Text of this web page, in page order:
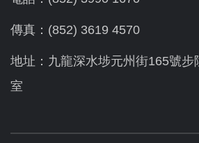
傳真：(852) 3619 4570
地址：九龍深水埗元州街165號步
室